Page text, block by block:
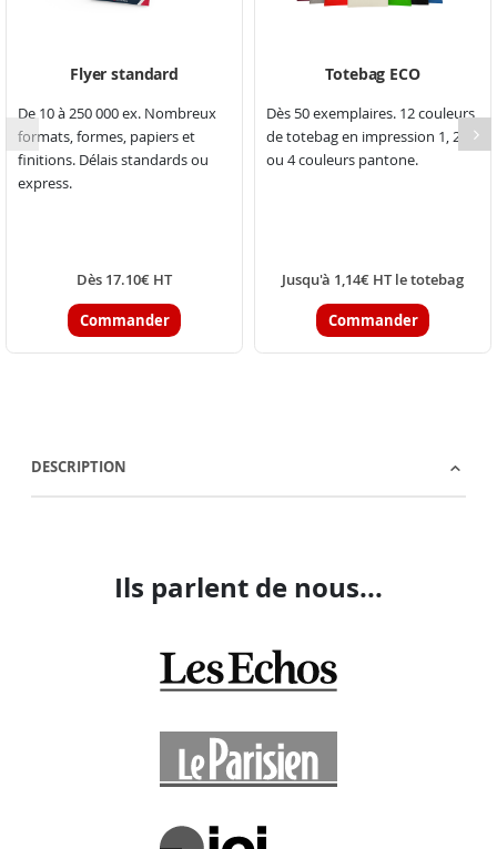
Flyer standard
De 10 à 250 000 ex. Nombreux
formats, formes, papiers et
finitions. Délais standards ou
express.
Dès 17.10€ HT
Commander
Totebag ECO
Dès 50 exemplaires. 12 couleurs
de totebag en impression 1, 2, 3
ou 4 couleurs pantone.
Jusqu'à 1,14€ HT le totebag
Commander
DESCRIPTION
Ils parlent de nous...